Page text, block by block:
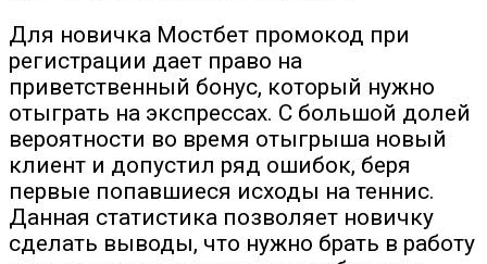
Для новичка Мостбет промокод при
регистрации дает право на
приветственный бонус, который нужно
отыграть на экспрессах. С большой долей
вероятности во время отыгрыша новый
клиент и допустил ряд ошибок, беря
первые попавшиеся исходы на теннис.
Данная статистика позволяет новичку
сделать выводы, что нужно брать в работу